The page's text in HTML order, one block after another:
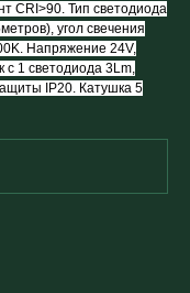
CRI>90. Тип светодиода
угол свечения
Напряжение 24V,
с 1 светодиода 3Lm,
IP20. Катушка 5